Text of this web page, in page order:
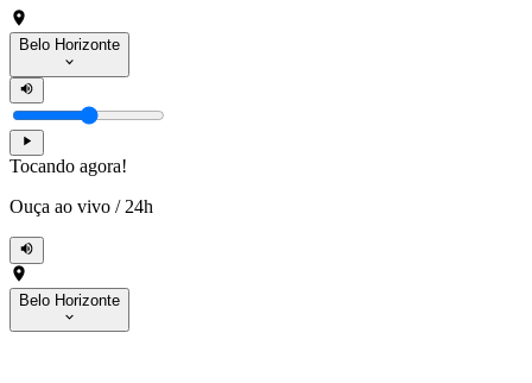
Belo Horizonte
Tocando agora!
Ouça ao vivo / 24h
Belo Horizonte